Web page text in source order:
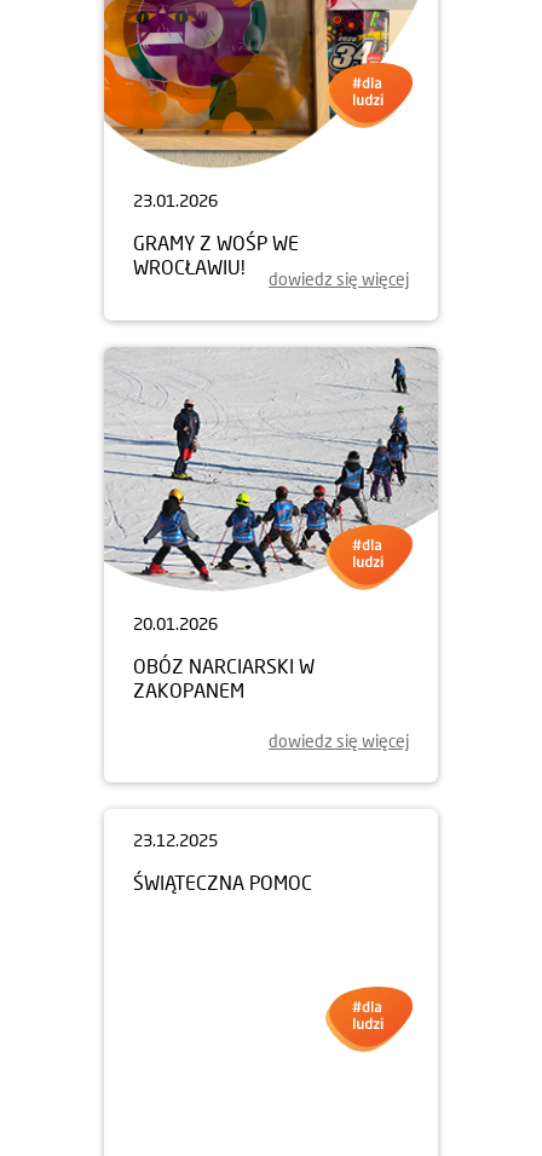
23.01.2026
GRAMY Z WOŚP WE
WROCŁAWIU!
dowiedz się więcej
20.01.2026
OBÓZ NARCIARSKI W
ZAKOPANEM
dowiedz się więcej